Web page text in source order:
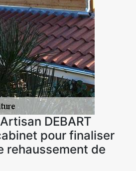
DEBART
pour finaliser
rehaussement de